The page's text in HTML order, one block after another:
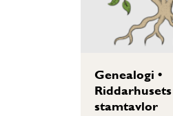
Genealogi •
Riddarhusets
stamtavlor